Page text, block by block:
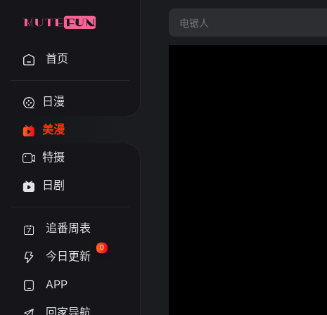
首页
日漫
美漫
特摄
日剧
追番周表
今日更新
0
APP
回家导航